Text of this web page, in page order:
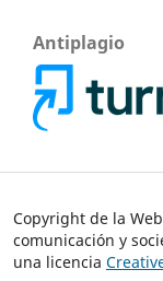
Antiplagio
Copyright de la
comunicación y
una licencia